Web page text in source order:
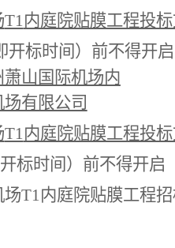
T1内庭院贴膜工程投
开标时间）前不得开启
萧山国际机场内
有限公司
T1内庭院贴膜工程投
标时间）前不得开启
场T1内庭院贴膜工程